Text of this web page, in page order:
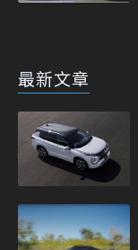
最新文章